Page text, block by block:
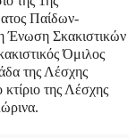
Παίδων-
Ένωση Σκακιστικών
Όμιλος
της Λέσχης
της Λέσχης